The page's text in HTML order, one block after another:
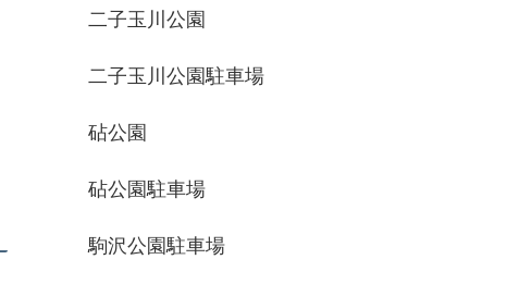
二子玉川公園
二子玉川公園駐車場
砧公園
砧公園駐車場
駒沢公園駐車場